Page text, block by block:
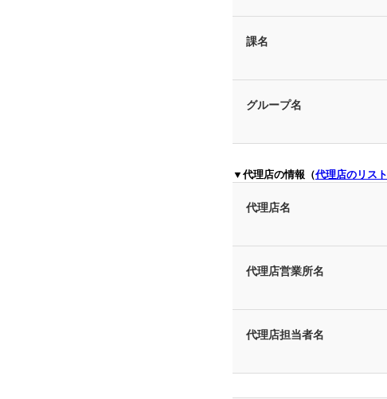
課名
グループ名
▼代理店の情報（代理店のリスト
代理店名
代理店営業所名
代理店担当者名